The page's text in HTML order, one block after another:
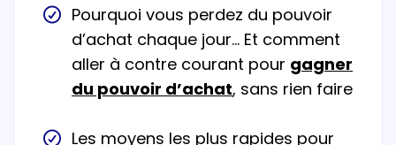
Pourquoi vous perdez du pouvoir
d’achat chaque jour… Et comment
aller à contre courant pour gagner
du pouvoir d’achat, sans rien faire
Les moyens les plus rapides pour